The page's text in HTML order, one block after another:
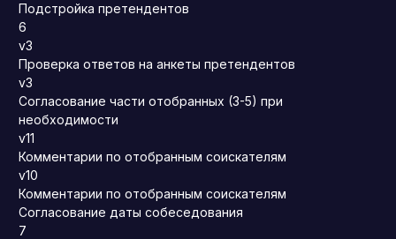
Подстройка претендентов
6
v3
Проверка ответов на анкеты претендентов
v3
Согласование части отобранных (3-5) при
необходимости
v11
Комментарии по отобранным соискателям
v10
Комментарии по отобранным соискателям
Согласование даты собеседования
7